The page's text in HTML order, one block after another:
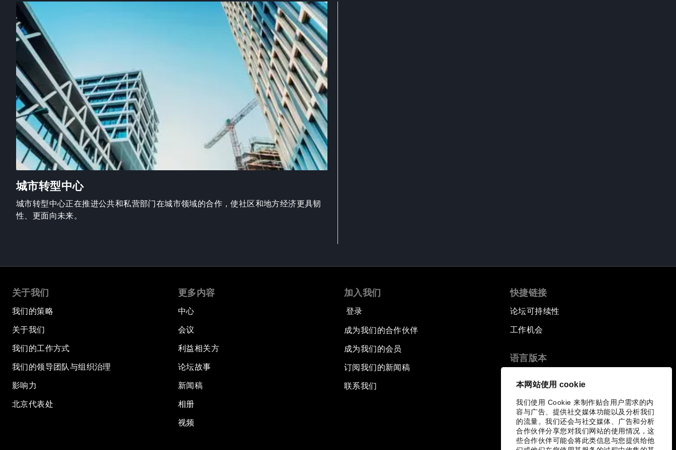
本网站使用 cookie
我们使用 Cookie 来制作贴合用户需求的内
容与广告、提供社交媒体功能以及分析我们
的流量。我们还会与社交媒体、广告和分析
合作伙伴分享您对我们网站的使用情况，这
些合作伙伴可能会将此类信息与您提供给他
城市转型中心
城市转型中心正在推进公共和私营部门在城市领域的合作，使社区和地方经济更具韧
性、更面向未来。
关于我们
我们的策略
关于我们
我们的工作方式
我们的领导团队与组织治理
影响力
北京代表处
更多内容
中心
会议
利益相关方
论坛故事
新闻稿
相册
视频
加入我们
登录
成为我们的合作伙伴
成为我们的会员
订阅我们的新闻稿
联系我们
快捷链接
论坛可持续性
工作机会
语言版本